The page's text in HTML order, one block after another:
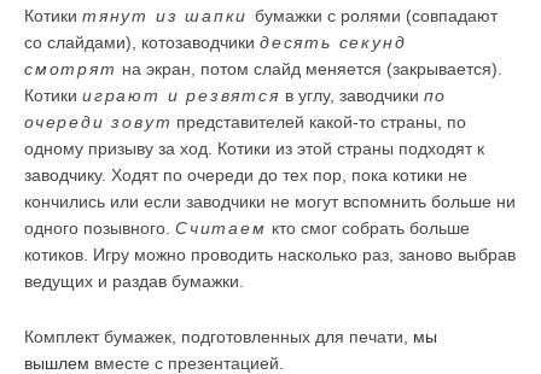
Котики тянут из шапки бумажки с ролями (совпадают
со слайдами), котозаводчики десять секунд
смотрят на экран, потом слайд меняется (закрывается).
Котики играют и резвятся в углу, заводчики по
очереди зовут представителей какой-то страны, по
одному призыву за ход. Котики из этой страны подходят к
заводчику. Ходят по очереди до тех пор, пока котики не
кончились или если заводчики не могут вспомнить больше ни
одного позывного. Считаем кто смог собрать больше
котиков. Игру можно проводить насколько раз, заново выбрав
ведущих и раздав бумажки.
Комплект бумажек, подготовленных для печати, мы
вышлем вместе с презентацией.